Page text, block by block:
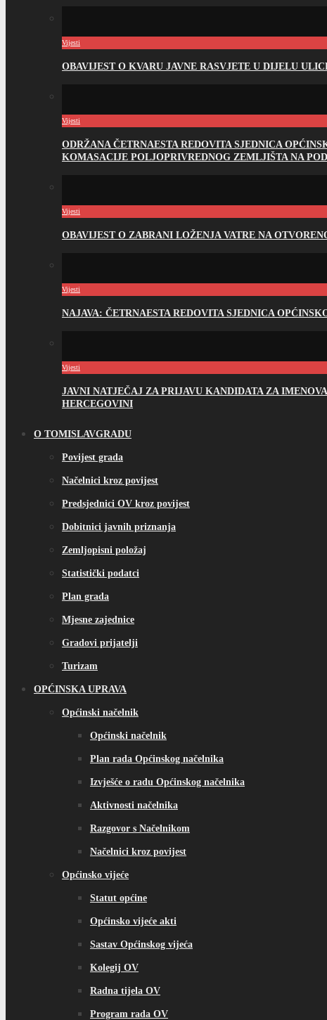
Vijesti
OBAVIJEST O KVARU JAVNE RASVJETE U DIJELU
Vijesti
ODRŽANA ČETRNAESTA REDOVITA SJEDNICA
KOMASACIJE POLJOPRIVREDNOG ZEMLJIŠTA NA
Vijesti
OBAVIJEST O ZABRANI LOŽENJA VATRE NA
Vijesti
NAJAVA: ČETRNAESTA REDOVITA SJEDNICA
Vijesti
JAVNI NATJEČAJ ZA PRIJAVU KANDIDATA ZA
HERCEGOVINI
O TOMISLAVGRADU
Povijest grada
Načelnici kroz povijest
Predsjednici OV kroz povijest
Dobitnici javnih priznanja
Zemljopisni položaj
Statistički podatci
Plan grada
Mjesne zajednice
Gradovi prijatelji
Turizam
OPĆINSKA UPRAVA
Općinski načelnik
Općinski načelnik
Plan rada Općinskog načelnika
Izvješće o radu Općinskog načelnika
Aktivnosti načelnika
Razgovor s Načelnikom
Načelnici kroz povijest
Općinsko vijeće
Statut općine
Općinsko vijeće akti
Sastav Općinskog vijeća
Kolegij OV
Radna tijela OV
Program rada OV